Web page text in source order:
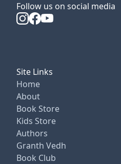
Follow us on social media
Site Links
Home
About
Book Store
Kids Store
Authors
Granth Vedh
Book Club